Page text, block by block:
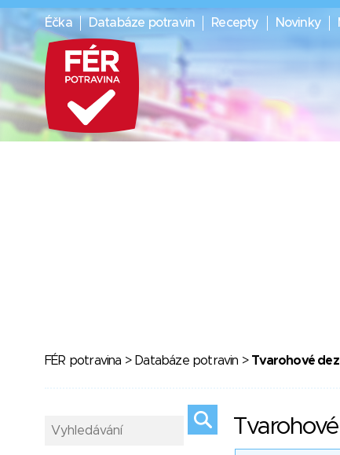
Éčka Databáze potravin Recepty Novinky
FÉR potravina > Databáze potravin > Tvarohové